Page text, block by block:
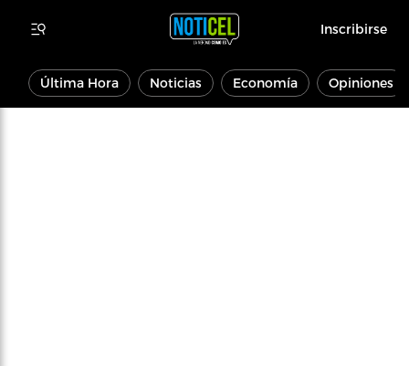
Inscribirse
Última Hora Noticias Economía Opiniones